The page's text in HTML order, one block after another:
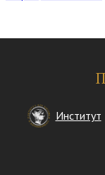
Институт